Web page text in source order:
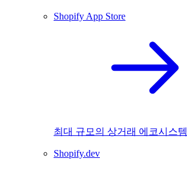
Shopify App Store
최대 규모의 상거래 에코시스템
Shopify.dev